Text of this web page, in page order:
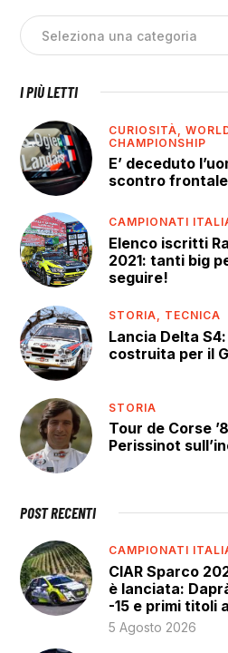
I PIÙ LETTI
CURIOSITÀ,
CHAMPIONSHIP
E’ deceduto
scontro
CAMPIONATI
Elenco iscritti
2021: tanti big
seguire!
STORIA, TECNICA
Lancia Delta
costruita per il
STORIA
Tour de Corse
Perissinot
POST RECENTI
CAMPIONATI
CIAR Sparco
è lanciata:
-15 e primi titoli
5 Agosto 2026